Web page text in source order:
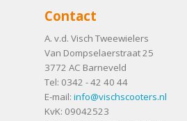
Contact
A. v.d. Visch Tweewielers
Van Dompselaerstraat 25
3772 AC Barneveld
Tel: 0342 - 42 40 44
E-mail: info@vischscooters.nl
KvK: 09042523